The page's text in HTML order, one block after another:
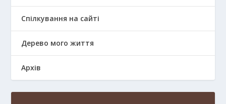
Спілкування на сайті
Дерево мого життя
Архів